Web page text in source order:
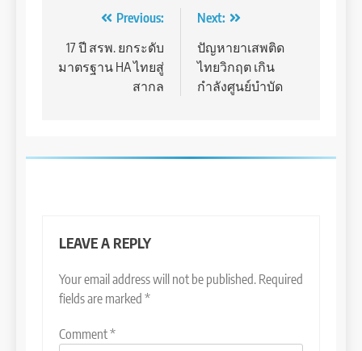
navigation
Previous:
17 ปี สรพ. ยกระดับ
มาตรฐาน HA ไทยสู่
สากล
Next:
ปัญหายาเสพติด
ไทยวิกฤต เกิน
กำลังศูนย์บำบัด
LEAVE A REPLY
Your email address will not be published. Required
fields are marked *
Comment*